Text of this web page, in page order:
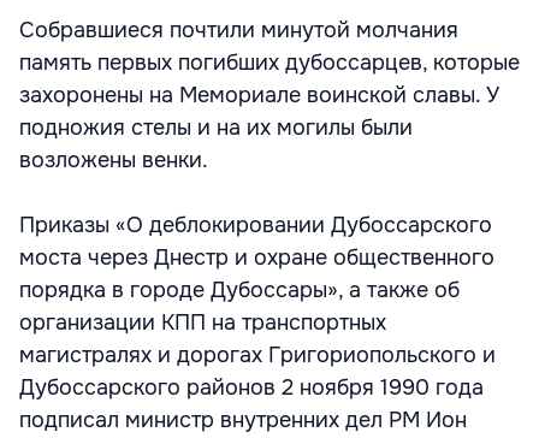
Собравшиеся почтили минутой молчания
память первых погибших дубоссарцев, которые
захоронены на Мемориале воинской славы. У
подножия стелы и на их могилы были
возложены венки.
Приказы «О деблокировании Дубоссарского
моста через Днестр и охране общественного
порядка в городе Дубоссары», а также об
организации КПП на транспортных
магистралях и дорогах Григориопольского и
Дубоссарского районов 2 ноября 1990 года
подписал министр внутренних дел РМ Ион